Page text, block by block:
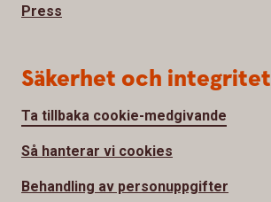
Press
Säkerhet och integritet
Ta tillbaka cookie-medgivande
Så hanterar vi cookies
Behandling av personuppgifter